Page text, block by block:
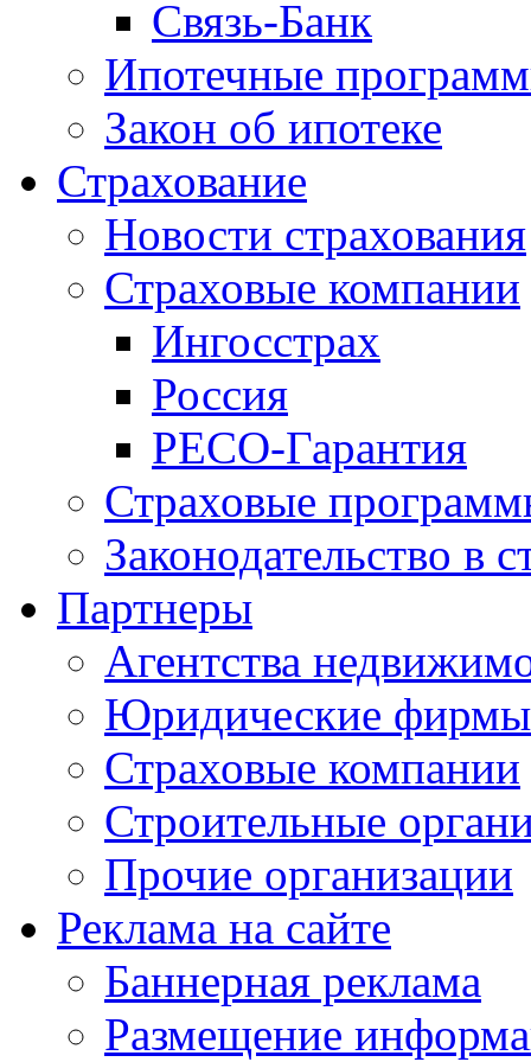
Связь-Банк
Ипотечные
Закон об ипотеке
Страхование
Новости страхования
Страховые компании
Ингосстрах
Россия
РЕСО-Гарантия
Страховые
Законодательство в
Партнеры
Агентства
Юридические фирмы
Страховые компании
Строительные
Прочие организации
Реклама на сайте
Баннерная реклама
Размещение